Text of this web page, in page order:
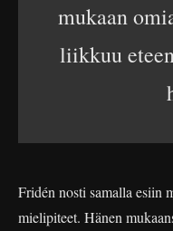
mukaan
liikkuu
Fridén nosti samalla esiin
mielipiteet. Hänen